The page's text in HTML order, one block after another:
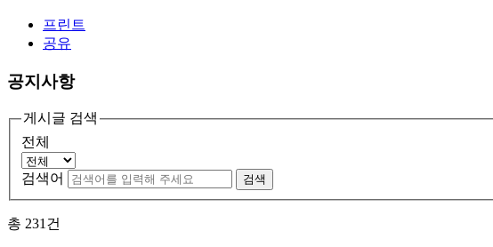
프린트
공유
공지사항
게시글 검색
전체
검색어 검색
총 231 건